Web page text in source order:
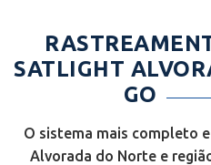
SATLIGHT
GO
O sistema mais completo
Alvorada do Norte e